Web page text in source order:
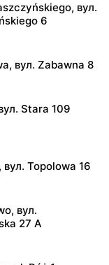
вул.
6
вул. Zabawna 8
Stara 109
Topolowa 16
вул.
27 A